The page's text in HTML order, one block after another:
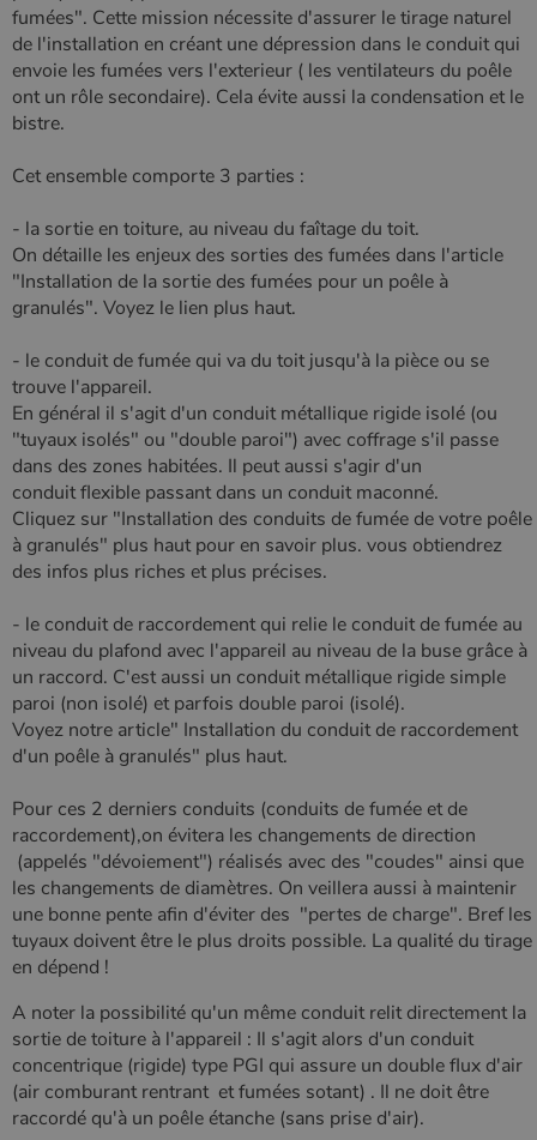
fumées". Cette mission nécessite d'assurer le tirage naturel
de l'installation en créant une dépression dans le conduit qui
envoie les fumées vers l'exterieur ( les ventilateurs du poêle
ont un rôle secondaire). Cela évite aussi la condensation et le
bistre.
Cet ensemble comporte 3 parties :
- la sortie en toiture, au niveau du faîtage du toit.
On détaille les enjeux des sorties des fumées dans l'article
"Installation de la sortie des fumées pour un poêle à
granulés". Voyez le lien plus haut.
- le conduit de fumée qui va du toit jusqu'à la pièce ou se
trouve l'appareil.
En général il s'agit d'un conduit métallique rigide isolé (ou
"tuyaux isolés" ou "double paroi") avec coffrage s'il passe
dans des zones habitées. Il peut aussi s'agir d'un
conduit flexible passant dans un conduit maconné.
Cliquez sur "Installation des conduits de fumée de votre poêle
à granulés" plus haut pour en savoir plus. vous obtiendrez
des infos plus riches et plus précises.
- le conduit de raccordement qui relie le conduit de fumée au
niveau du plafond avec l'appareil au niveau de la buse grâce à
un raccord. C'est aussi un conduit métallique rigide simple
paroi (non isolé) et parfois double paroi (isolé).
Voyez notre article" Installation du conduit de raccordement
d'un poêle à granulés" plus haut.
Pour ces 2 derniers conduits (conduits de fumée et de
raccordement),on évitera les changements de direction
(appelés "dévoiement") réalisés avec des "coudes" ainsi que
les changements de diamètres. On veillera aussi à maintenir
une bonne pente afin d'éviter des "pertes de charge". Bref les
tuyaux doivent être le plus droits possible. La qualité du tirage
en dépend !
A noter la possibilité qu'un même conduit relit directement la
sortie de toiture à l'appareil : Il s'agit alors d'un conduit
concentrique (rigide) type PGI qui assure un double flux d'air
(air comburant rentrant et fumées sotant) . Il ne doit être
raccordé qu'à un poêle étanche (sans prise d'air).